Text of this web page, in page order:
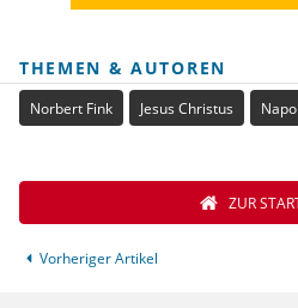
THEMEN & AUTOREN
Norbert Fink Jesus Christus
Vorheriger Artikel
ZUR